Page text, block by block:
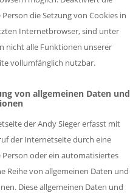
die Setzung von Cookies in
Internetbrowser, sind unter
nicht alle Funktionen unserer
vollumfänglich nutzbar.
von allgemeinen Daten und
der Andy Sieger erfasst mit
der Internetseite durch eine
oder ein automatisiertes
Reihe von allgemeinen Daten und
Diese allgemeinen Daten und